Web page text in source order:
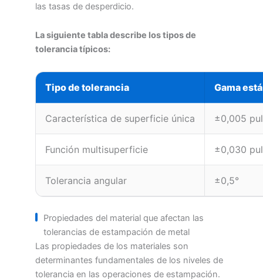
las tasas de desperdicio.
La siguiente tabla describe los tipos de
tolerancia típicos:
Tipo de tolerancia Gama
Característica de superficie única ±0,005
Función multisuperficie ±0,030
Tolerancia angular ±0,5°
Propiedades del material que afectan las
tolerancias de estampación de metal
Las propiedades de los materiales son
determinantes fundamentales de los niveles de
tolerancia en las operaciones de estampación.